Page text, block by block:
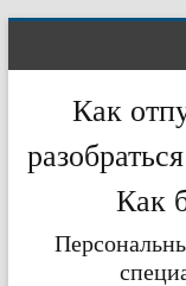
Как
Как